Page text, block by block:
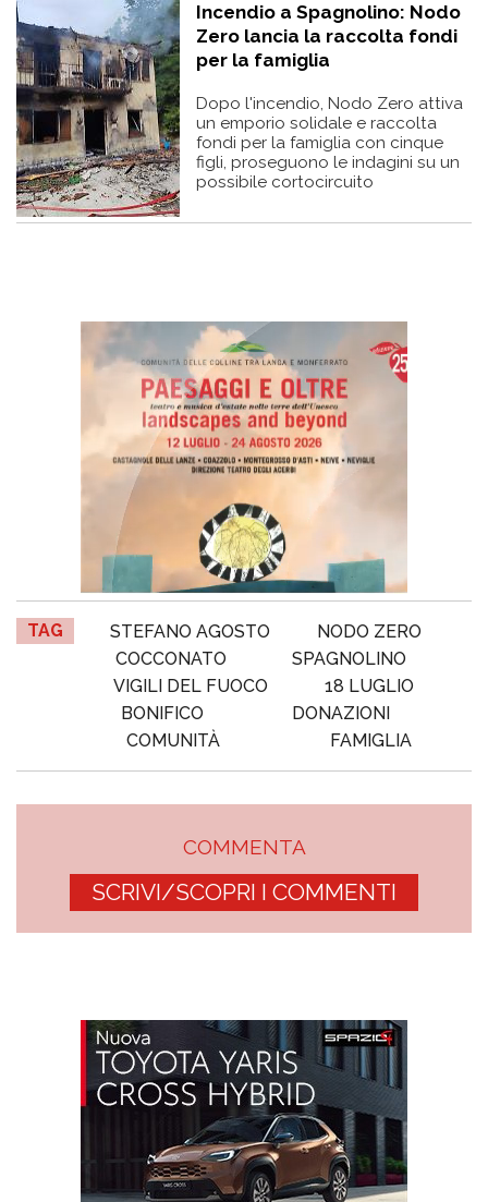
Incendio a Spagnolino: Nodo
Zero lancia la raccolta fondi
per la famiglia
Dopo l'incendio, Nodo Zero attiva
un emporio solidale e raccolta
fondi per la famiglia con cinque
figli, proseguono le indagini su un
possibile cortocircuito
TAG STEFANO AGOSTO
NODO ZERO
COCCONATO
SPAGNOLINO
VIGILI DEL FUOCO
18 LUGLIO
BONIFICO
DONAZIONI
COMUNITÀ
FAMIGLIA
COMMENTA
SCRIVI/SCOPRI I COMMENTI